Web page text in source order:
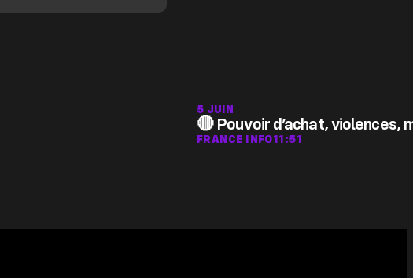
5 JUIN
🔴 Pouvoir d’achat, violences,
FRANCE INFO11:51